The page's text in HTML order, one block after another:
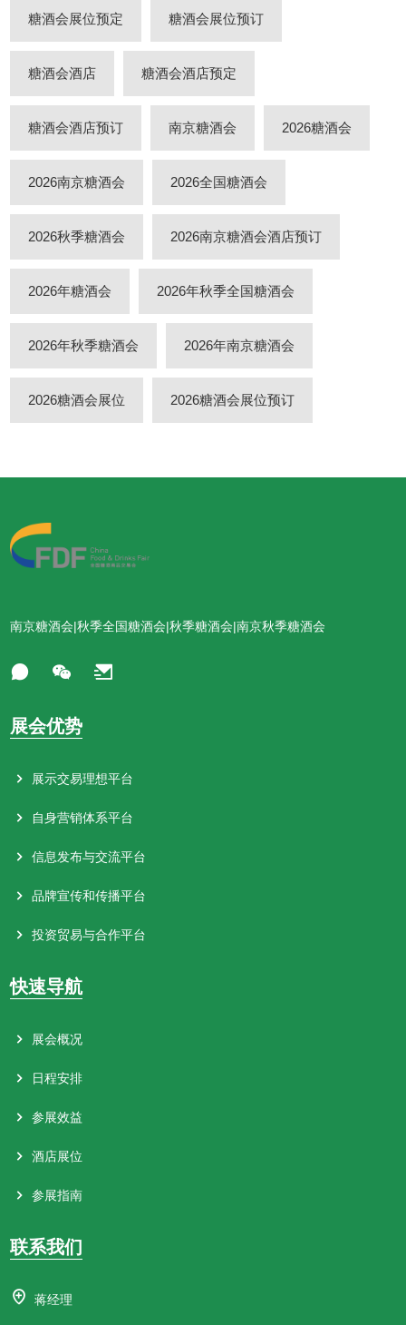
糖酒会展位预定 糖酒会展位预订
糖酒会酒店 糖酒会酒店预定
糖酒会酒店预订 南京糖酒会 2026糖酒会
2026南京糖酒会 2026全国糖酒会
2026秋季糖酒会 2026南京糖酒会酒店预订
2026年糖酒会 2026年秋季全国糖酒会
2026年秋季糖酒会 2026年南京糖酒会
2026糖酒会展位 2026糖酒会展位预订
南京糖酒会|秋季全国糖酒会|秋季糖酒会|南京秋季糖酒会
展会优势
展示交易理想平台
自身营销体系平台
信息发布与交流平台
品牌宣传和传播平台
投资贸易与合作平台
快速导航
展会概况
日程安排
参展效益
酒店展位
参展指南
联系我们
蒋经理